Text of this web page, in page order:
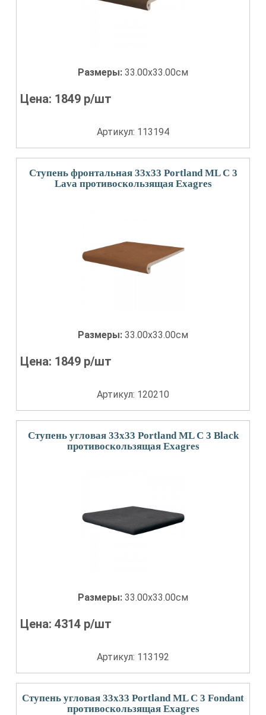
Размеры: 33.00x33.00см
Цена: 1849 р/шт
Артикул: 113194
Ступень фронтальная 33x33 Portland ML С 3
Lava противоскользящая Exagres
Размеры: 33.00x33.00см
Цена: 1849 р/шт
Артикул: 120210
Ступень угловая 33x33 Portland ML С 3 Black
противоскользящая Exagres
Размеры: 33.00x33.00см
Цена:4314 р/шт
Артикул: 113192
Ступень угловая 33x33 Portland ML С 3 Fondant
противоскользящая Exagres